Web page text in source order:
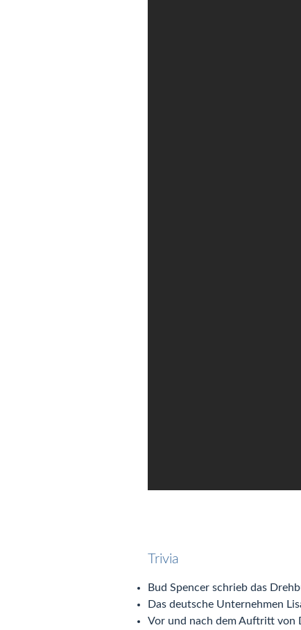
Trivia
Bud Spencer schrieb das
Das deutsche Unternehmen
Vor und nach dem Auftritt von